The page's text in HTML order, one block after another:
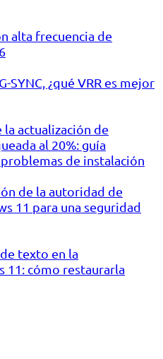
alta frecuencia de
SYNC, ¿qué VRR es mejor
actualización de
al 20%: guía
de instalación
de la autoridad de
11 para una seguridad
texto en la
11: cómo restaurarla